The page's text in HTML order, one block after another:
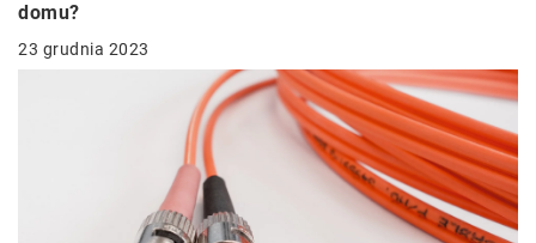
domu?
23 grudnia 2023